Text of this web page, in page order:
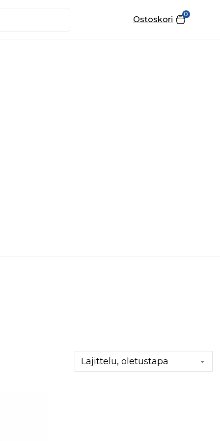
0
Ostoskori